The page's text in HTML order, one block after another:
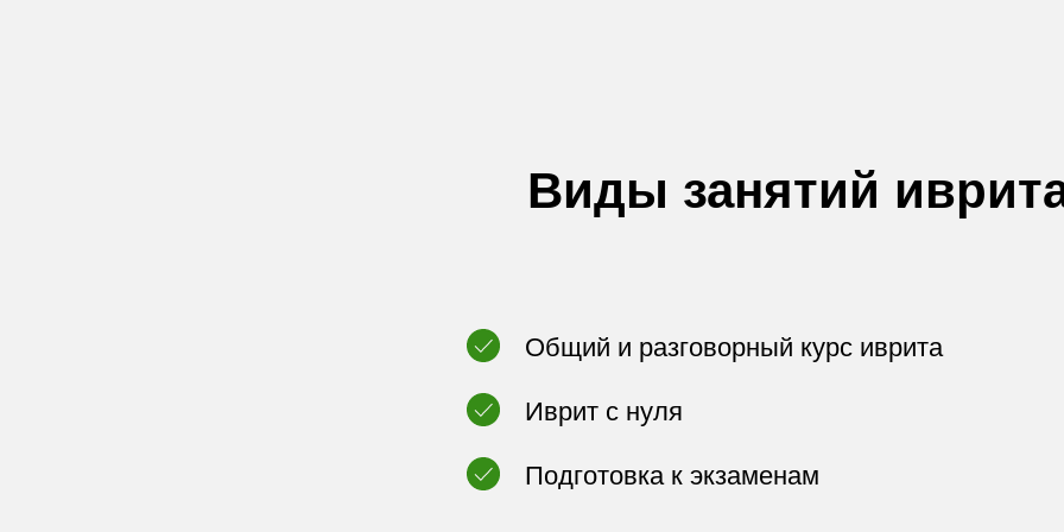
Виды занятий
Общий и разговорный курс иврита
Иврит с нуля
Подготовка к экзаменам